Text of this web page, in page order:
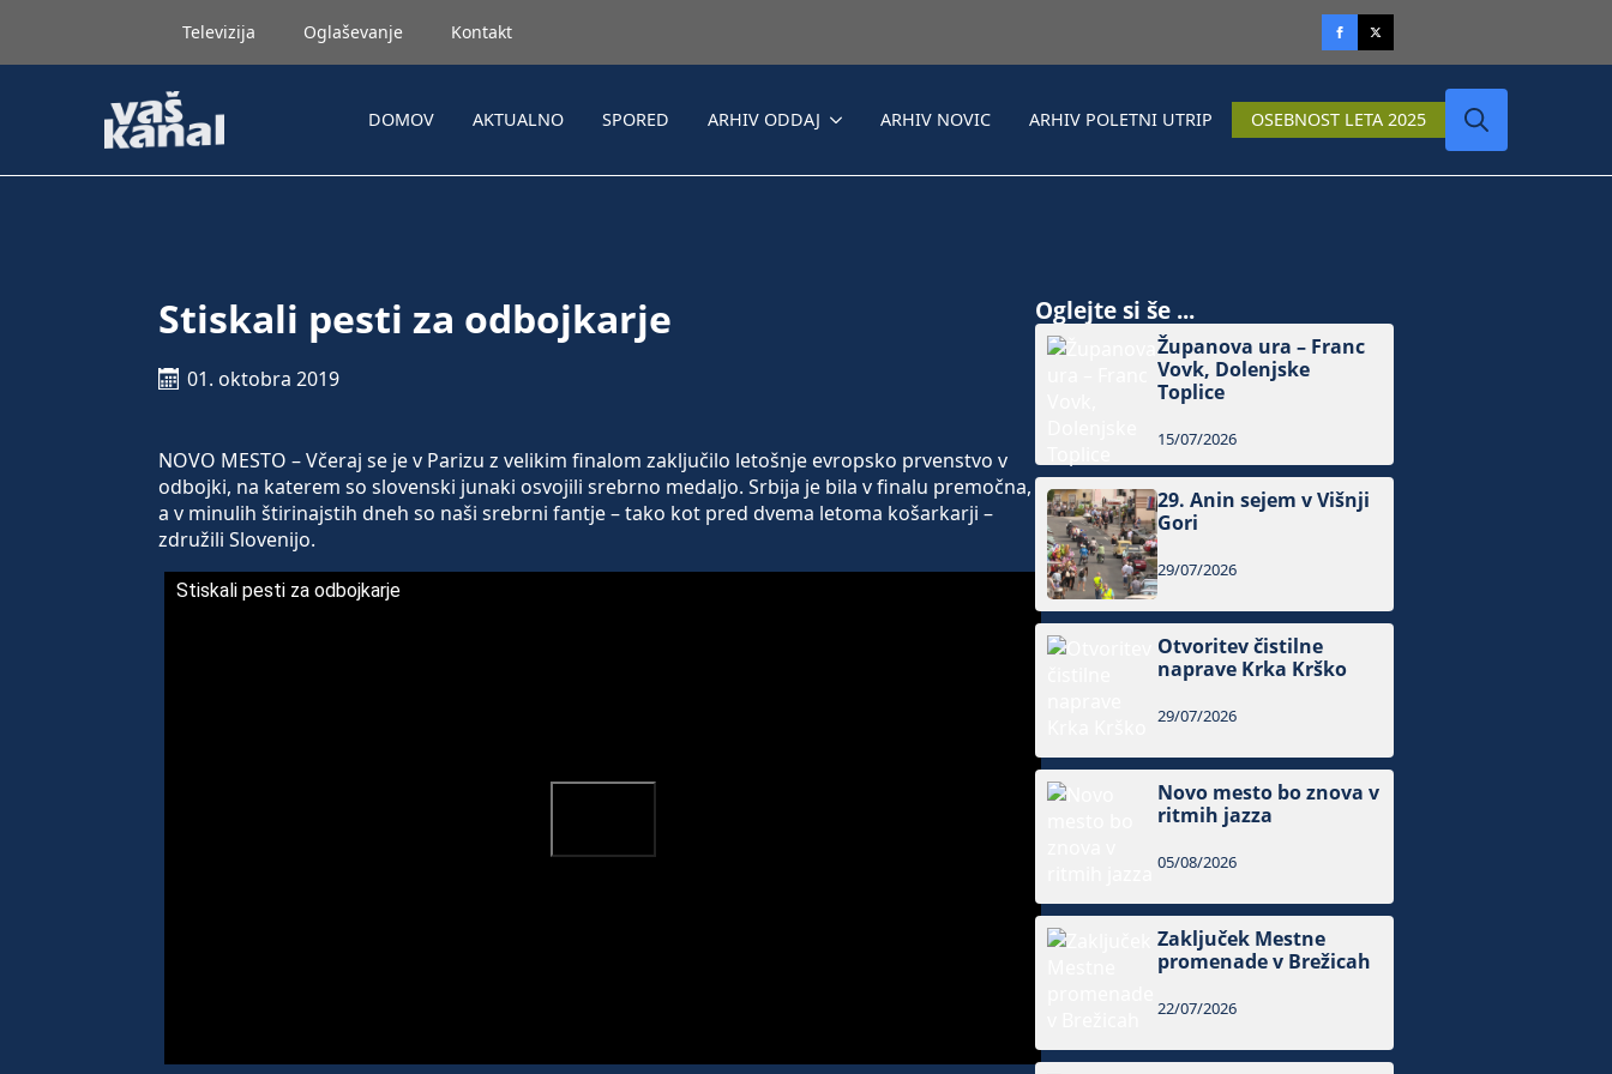
Televizija Oglaševanje Kontakt
DOMOV AKTUALNO SPORED ARHIV ODDAJ ARHIV NOVIC ARHIV POLETNI UTRIP OSEBNOST LETA 2025
Stiskali pesti za odbojkarje
01. oktobra 2019
NOVO MESTO – Včeraj se je v Parizu z velikim finalom zaključilo letošnje evropsko prvenstvo v
odbojki, na katerem so slovenski junaki osvojili srebrno medaljo. Srbija je bila v finalu premočna,
a v minulih štirinajstih dneh so naši srebrni fantje – tako kot pred dvema letoma košarkarji –
združili Slovenijo.
Stiskali pesti za odbojkarje
Oglejte si še ...
Županova ura – Franc
Vovk, Dolenjske
Toplice
15/07/2026
29. Anin sejem v Višnji
Gori
29/07/2026
Otvoritev čistilne
naprave Krka Krško
29/07/2026
Novo mesto bo znova v
ritmih jazza
05/08/2026
Zaključek Mestne
promenade v Brežicah
22/07/2026